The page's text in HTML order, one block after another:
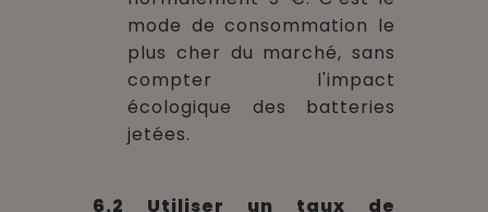
mode de consommation le
plus cher du marché, sans
compter l'impact
écologique des batteries
jetées.
6.2 Utiliser un taux de